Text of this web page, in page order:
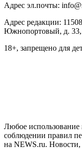
Адрес эл.почты:
Адрес редакции:
Южнопортовый, д. 33,
18+, запрещено для
Любое использование
соблюдении правил
на NEWS.ru.